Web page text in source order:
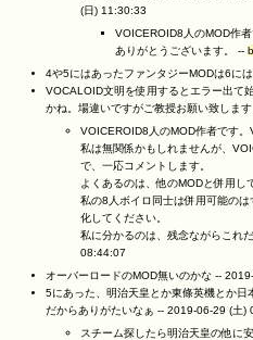
(日) 11:30:33
VOICEROID8人のMOD作
ありがとうございます。 --
4や5にはあったファンタジーMODは6に
VOCALOID文明を使用するとエラー出て
かね。場違いですがご教授お願い致しま
VOICEROID8人のMOD作者です。
私は無関係かもしれませんが、
で、一応コメントします。
よくあるのは、他のMODと併用し
私の8人ボイロ同士は併用可能の
化してください。
私に分かるのは、残念ながらこれ
08:44:07
オーバーロードのMOD無いのかな --
5にあった、明治天皇とか東條英機とか日
だからありがたいなぁ -- 2019-06-29 (土)
スチーム探したら明治天皇の他に